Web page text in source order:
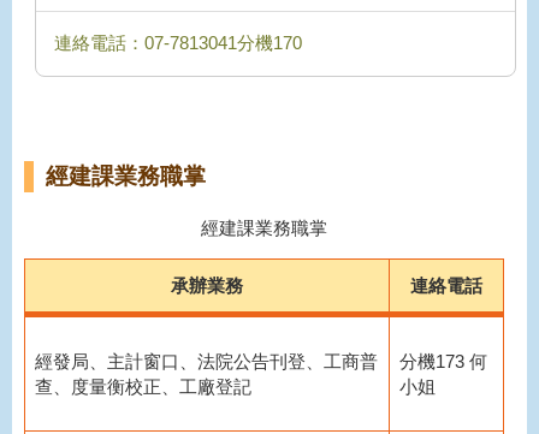
連絡電話：07-7813041分機170
經建課業務職掌
經建課業務職掌
承辦業務 連絡電話
經發局、主計窗口、法院公告刊登、工商普
查、度量衡校正、工廠登記
分機173 何
小姐